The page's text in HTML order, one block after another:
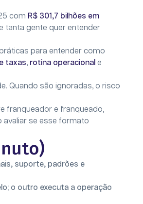
com R$ 301,7 bilhões em
tanta gente quer entender
para entender como
taxas, rotina operacional e
Quando são ignoradas, o risco
franqueador e franqueado,
avaliar se esse formato
suporte, padrões e
o outro executa a operação